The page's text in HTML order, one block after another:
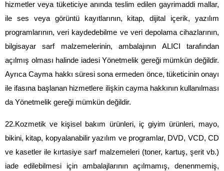
hizmetler veya tüketiciye anında teslim edilen gayrimaddi mallar,
ile ses veya görüntü kayıtlarının, kitap, dijital içerik, yazılım
programlarının, veri kaydedebilme ve veri depolama cihazlarının,
bilgisayar sarf malzemelerinin, ambalajının ALICI tarafından
açılmış olması halinde iadesi Yönetmelik gereği mümkün değildir.
Ayrıca Cayma hakkı süresi sona ermeden önce, tüketicinin onayı
ile ifasına başlanan hizmetlere ilişkin cayma hakkının kullanılması
da Yönetmelik gereği mümkün değildir.
22.Kozmetik ve kişisel bakım ürünleri, iç giyim ürünleri, mayo,
bikini, kitap, kopyalanabilir yazılım ve programlar, DVD, VCD, CD
ve kasetler ile kırtasiye sarf malzemeleri (toner, kartuş, şerit vb.)
iade edilebilmesi için ambalajlarının açılmamış, denenmemiş,